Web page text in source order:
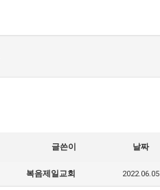
글쓴이 날짜
복음제일교회 2022.06.05